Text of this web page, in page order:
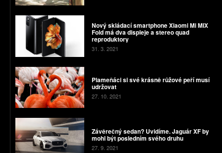
Nový skládací smartphone Xiaomi Mi MIX
Fold má dva displeje a stereo quad
reproduktory
31. 3. 2021
Plameňáci si své krásně růžové peří musí
udržovat
27. 10. 2021
Závěrečný sedan? Uvidíme. Jaguár XF by
mohl být posledním svého druhu
27. 9. 2021